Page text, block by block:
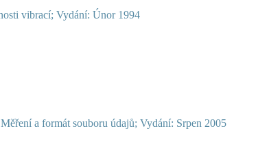
vibrací; Vydání: Únor 1994
a formát souboru údajů; Vydání: Srpen 2005